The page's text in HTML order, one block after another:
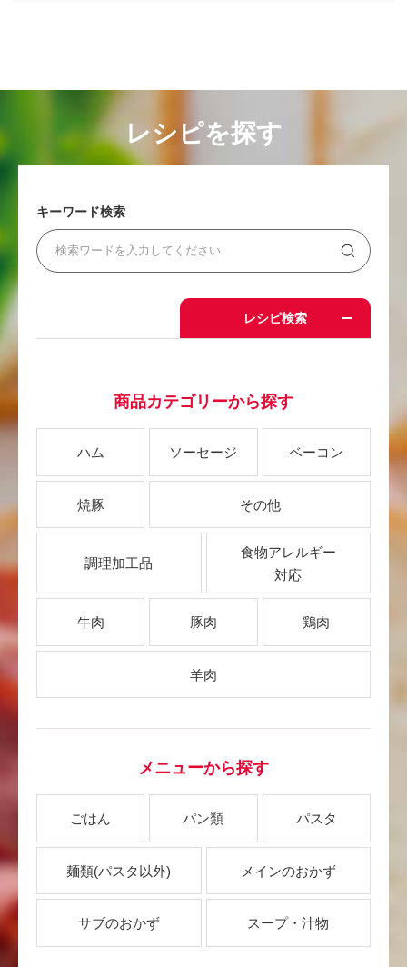
レシピを探す
キーワード検索
レシピ検索
商品カテゴリーから探す
ハム ソーセージ ベーコン
焼豚 その他
調理加工品
食物アレルギー
対応
牛肉 豚肉 鶏肉
羊肉
メニューから探す
ごはん パン類 パスタ
麺類(パスタ以外) メインのおかず
サブのおかず スープ・汁物